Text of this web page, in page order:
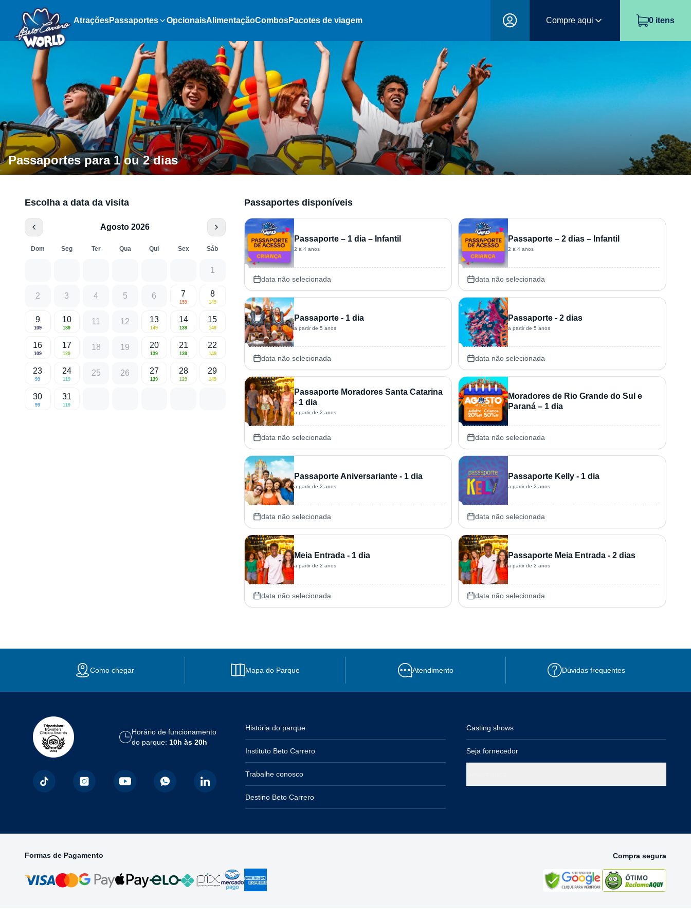
AtraçõesPassaportes OpcionaisAlimentaçãoCombosPacotes de viagem Compre aqui 0 itens
Passaportes para 1 ou 2 dias
Escolha a data da visita
Agosto 2026
Dom Seg Ter Qua Qui Sex Sáb
1
2 3 4 5 6 7
159
8
149
9
109
10
139
11 12 13
149
14
139
15
149
16
109
17
129
18 19 20
139
21
139
22
149
23
99
24
119
25 26 27
139
28
129
29
149
30
99
31
119
Passaportes disponíveis
Passaporte – 1 dia – Infantil
2 a 4 anos
data não selecionada
Passaporte – 2 dias – Infantil
2 a 4 anos
data não selecionada
Passaporte - 1 dia
a partir de 5 anos
data não selecionada
Passaporte - 2 dias
a partir de 5 anos
data não selecionada
Passaporte Moradores Santa Catarina
- 1 dia
a partir de 2 anos
data não selecionada
Moradores de Rio Grande do Sul e
Paraná – 1 dia
data não selecionada
Passaporte Aniversariante - 1 dia
a partir de 2 anos
data não selecionada
Passaporte Kelly - 1 dia
a partir de 2 anos
data não selecionada
Meia Entrada - 1 dia
a partir de 2 anos
data não selecionada
Passaporte Meia Entrada - 2 dias
a partir de 2 anos
data não selecionada
Como chegar Mapa do Parque Atendimento Dúvidas frequentes
Horário de funcionamento
do parque: 10h às 20h
História do parque
Instituto Beto Carrero
Trabalhe conosco
Destino Beto Carrero
Casting shows
Seja fornecedor
Formas de Pagamento Compra segura